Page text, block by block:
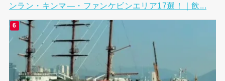
ンラン・キンマ―・ファンケビンエリア17選！｜飲...